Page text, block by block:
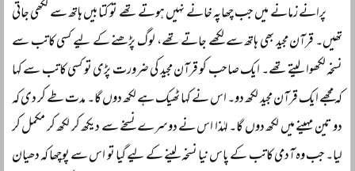
پرانے زمانے میں جب چھاپہ خانے نہیں ہوتے تھے تو کتابیں ہاتھ سے لکھی جاتی
تھیں۔ قرآن مجید بھی ہاتھ سے لکھے جاتے تھے، لوگ پڑھنے کے لیے کسی کاتب سے
نسخہ لکھوا لیتے تھے۔ ایک صاحب کو قرآن مجید کی ضرورت پڑی تو کسی کاتب سے کہا
کہ مجھے ایک قرآن مجید لکھ دو۔ اس نے کہا ٹھیک ہے لکھ دوں گا۔ مدت طے کر دی کہ
دو تین مہینے میں لکھ دوں گا۔ لہٰذا اس نے دوسرے نسخے سے دیکھ کر لکھ کر مکمل کر
لیا۔ جب وہ آدمی کاتب کے پاس نیا نسخہ لینے کے لیے گیا تو اس سے پوچھا کہ دھیان